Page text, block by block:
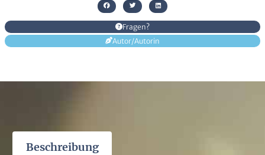
Fragen?
Autor/Autorin
Beschreibung